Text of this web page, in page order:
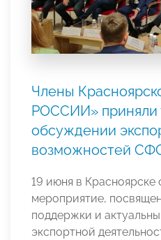
Члены
РОССИИ» приняли
обсуждении
возможностей
19 июня в Красноярске
мероприятие,
поддержки и
экспортной